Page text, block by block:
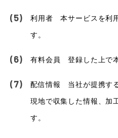
利用者 本サービスを利
す。
有料会員 登録した上で
配信情報 当社が提携す
現地で収集した情報、加
す。